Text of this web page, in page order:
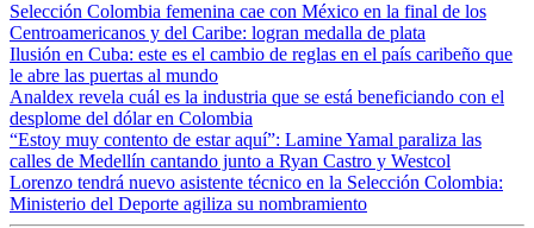
Selección Colombia femenina cae con México en la final de los
Centroamericanos y del Caribe: logran medalla de plata
Ilusión en Cuba: este es el cambio de reglas en el país caribeño que
le abre las puertas al mundo
Analdex revela cuál es la industria que se está beneficiando con el
desplome del dólar en Colombia
“Estoy muy contento de estar aquí”: Lamine Yamal paraliza las
calles de Medellín cantando junto a Ryan Castro y Westcol
Lorenzo tendrá nuevo asistente técnico en la Selección Colombia:
Ministerio del Deporte agiliza su nombramiento